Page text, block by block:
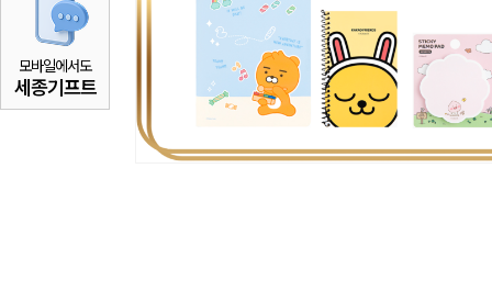
모바일에서도
세종기프트